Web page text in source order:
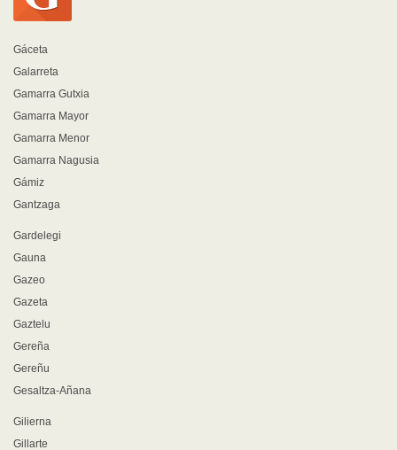
Gáceta
Galarreta
Gamarra Gutxia
Gamarra Mayor
Gamarra Menor
Gamarra Nagusia
Gámiz
Gantzaga
Gardelegi
Gauna
Gazeo
Gazeta
Gaztelu
Gereña
Gereñu
Gesaltza-Añana
Gilierna
Gillarte